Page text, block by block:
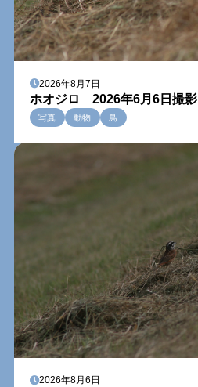
2026年8月7日
ホオジロ 2026年6月6日撮影
写真 動物 鳥
2026年8月6日